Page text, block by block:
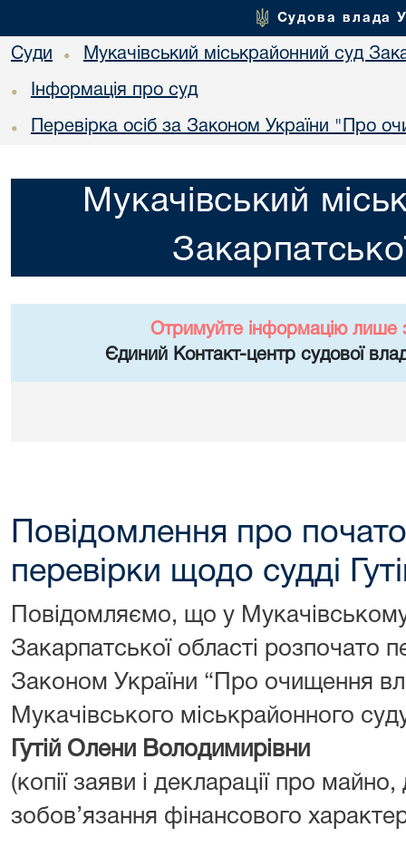
Судова влада
Суди • Мукачівський міськрайонний суд
• Інформація про суд
• Перевірка осіб за Законом України "Про
Мукачівський
Отримуйте інформацію лише
Єдиний Контакт-центр судової
Повідомлення про
перевірки щодо судді
Повідомляємо, що у
Закарпатської області розпочато
Законом України “Про очищення
Мукачівського міськрайонного
Гутій Олени Володимирівни
(копії заяви і декларації про
зобов’язання фінансового